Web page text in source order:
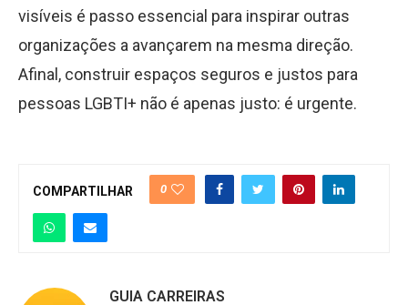
visíveis é passo essencial para inspirar outras
organizações a avançarem na mesma direção.
Afinal, construir espaços seguros e justos para
pessoas LGBTI+ não é apenas justo: é urgente.
COMPARTILHAR 0
GUIA CARREIRAS